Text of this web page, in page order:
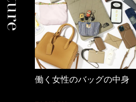
働く女性のバッグの中身